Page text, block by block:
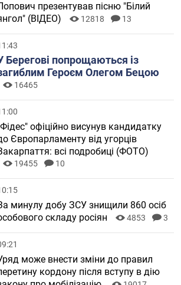
презентував пісню "Білий
(ВІДЕО)
12818 13
Берегові попрощаються із
Героєм Олегом Бецою
16465
офіційно висунув кандидатку
Європарламенту від угорців
всі подробиці (ФОТО)
19455 10
минулу добу ЗСУ знищили 860 осіб
складу росіян
4853 3
може внести зміни до правил
кордону після вступу в дію